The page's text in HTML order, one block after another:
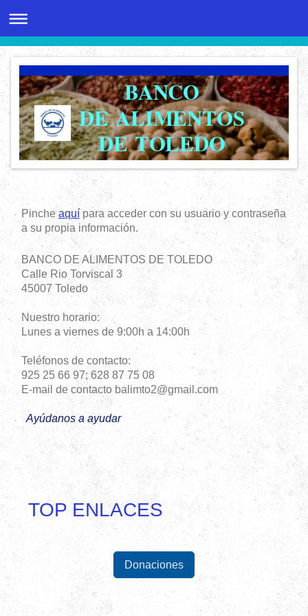
BANCO
DE ALIMENTOS
DE TOLEDO
Pincheaquípara acceder con su usuario y contraseña
a su propia información.
BANCO DE ALIMENTOS DE TOLEDO
Calle Rio Torviscal 3
45007 Toledo
Nuestro horario:
Lunes a viernes de 9:00h a 14:00h
Teléfonos de contacto:
925 25 66 97; 628 87 75 08
E-mail de contacto balimto2@gmail.com
Ayúdanos a ayudar
TOP ENLACES
Donaciones